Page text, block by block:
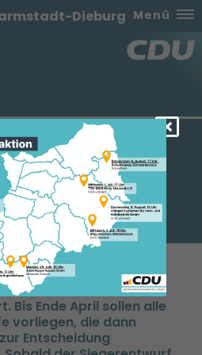
Dieburg Menü
HESSEN FÖRDERT
MIT 40 MILLIONEN
KOALITION LEGT
120 MILLIONEN EURO
den Neubau des
Groß-Umstadt
Bis Ende April sollen alle
vorliegen, die dann
Entscheidung